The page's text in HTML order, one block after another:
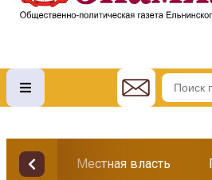
Местная власть